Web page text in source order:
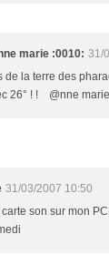
marie :0010: 31/
la terre des
26° ! ! @nne marie
31/03/2007 10:50
son sur mon